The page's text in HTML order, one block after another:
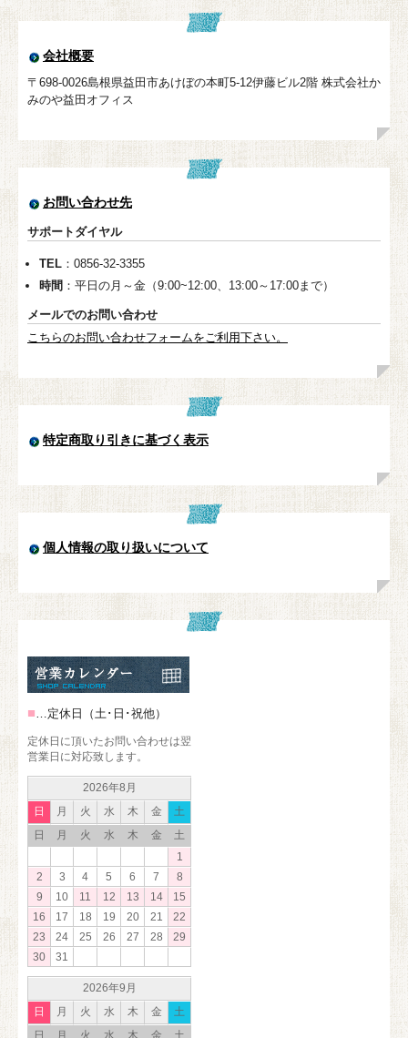
会社概要
〒698-0026島根県益田市あけぼの本町5-12伊藤ビル2階 株式会社か
みのや益田オフィス
お問い合わせ先
サポートダイヤル
TEL：0856-32-3355
時間：平日の月～金（9:00~12:00、13:00～17:00まで）
メールでのお問い合わせ
こちらのお問い合わせフォームをご利用下さい。
特定商取り引きに基づく表示
個人情報の取り扱いについて